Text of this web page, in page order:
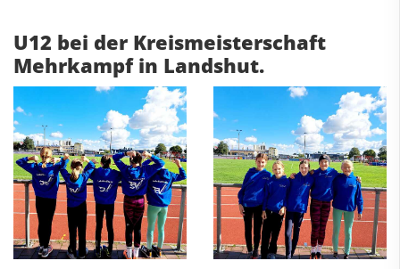
U12 bei der Kreismeisterschaft
Mehrkampf in Landshut.